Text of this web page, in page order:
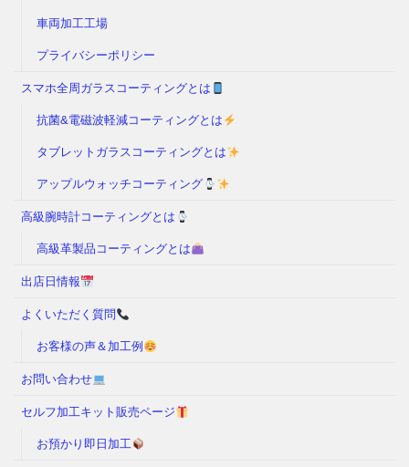
車両加工工場
プライバシーポリシー
スマホ全周ガラスコーティングとは
抗菌&電磁波軽減コーティングとは
タブレットガラスコーティングとは
アップルウォッチコーティング
高級腕時計コーティングとは
高級革製品コーティングとは
出店日情報
よくいただく質問
お客様の声＆加工例
お問い合わせ
セルフ加工キット販売ページ
お預かり即日加工